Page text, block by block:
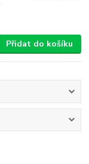
Přidat do košíku